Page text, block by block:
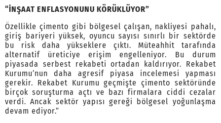
“İNŞAAT ENFLASYONUNU KÖRÜKLÜYOR”
Özellikle çimento gibi bölgesel çalışan, nakliyesi pahalı,
giriş bariyeri yüksek, oyuncu sayısı sınırlı bir sektörde
bu risk daha yükseklere çıktı. Müteahhit tarafında
alternatif üreticiye erişim engelleniyor. Bu durum
piyasada serbest rekabeti ortadan kaldırıyor. Rekabet
Kurumu’nun daha agresif piyasa incelemesi yapması
gerekir. Rekabet Kurumu geçmişte çimento sektöründe
birçok soruşturma açtı ve bazı firmalara ciddi cezalar
verdi. Ancak sektör yapısı gereği bölgesel yoğunlaşma
devam ediyor.”